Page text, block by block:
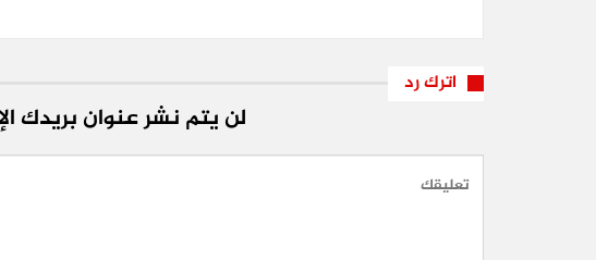
اترك رد
لن يتم نشر عنوان بريدك